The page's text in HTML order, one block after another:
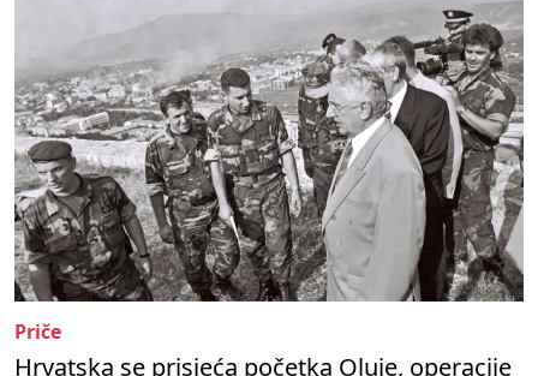
Priče
Hrvatska se prisjeća početka Oluje, operacije